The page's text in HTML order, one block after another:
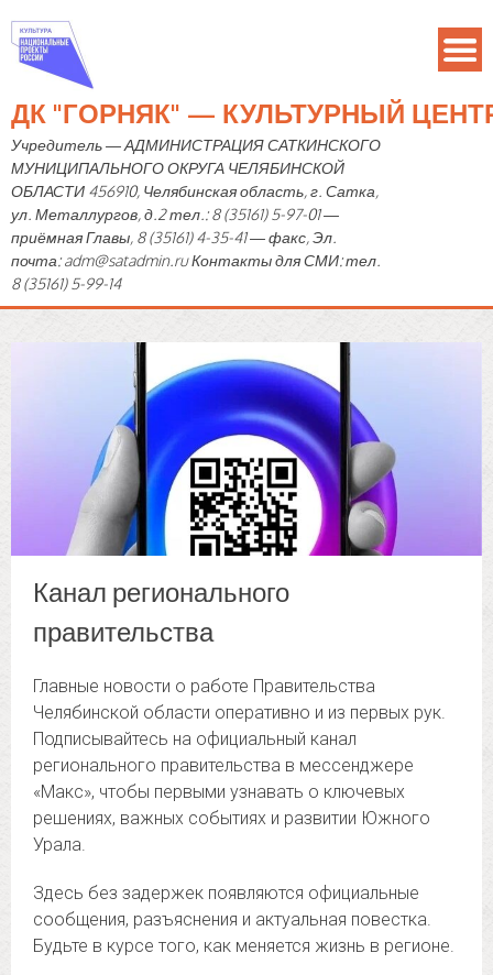
ДК "ГОРНЯК" — КУЛЬТУРНЫЙ
Учредитель — АДМИНИСТРАЦИЯ САТКИНСКОГО
МУНИЦИПАЛЬНОГО ОКРУГА ЧЕЛЯБИНСКОЙ
ОБЛАСТИ 456910, Челябинская область, г. Сатка,
ул. Металлургов, д.2 тел.: 8 (35161) 5-97-01 —
приёмная Главы, 8 (35161) 4-35-41 — факс, Эл.
почта: adm@satadmin.ru Контакты для СМИ: тел.
8 (35161) 5-99-14
Канал регионального
правительства
Главные новости о работе Правительства
Челябинской области оперативно и из первых рук.
Подписывайтесь на официальный канал
регионального правительства в мессенджере
«Макс», чтобы первыми узнавать о ключевых
решениях, важных событиях и развитии Южного
Урала.
Здесь без задержек появляются официальные
сообщения, разъяснения и актуальная повестка.
Будьте в курсе того, как меняется жизнь в регионе.